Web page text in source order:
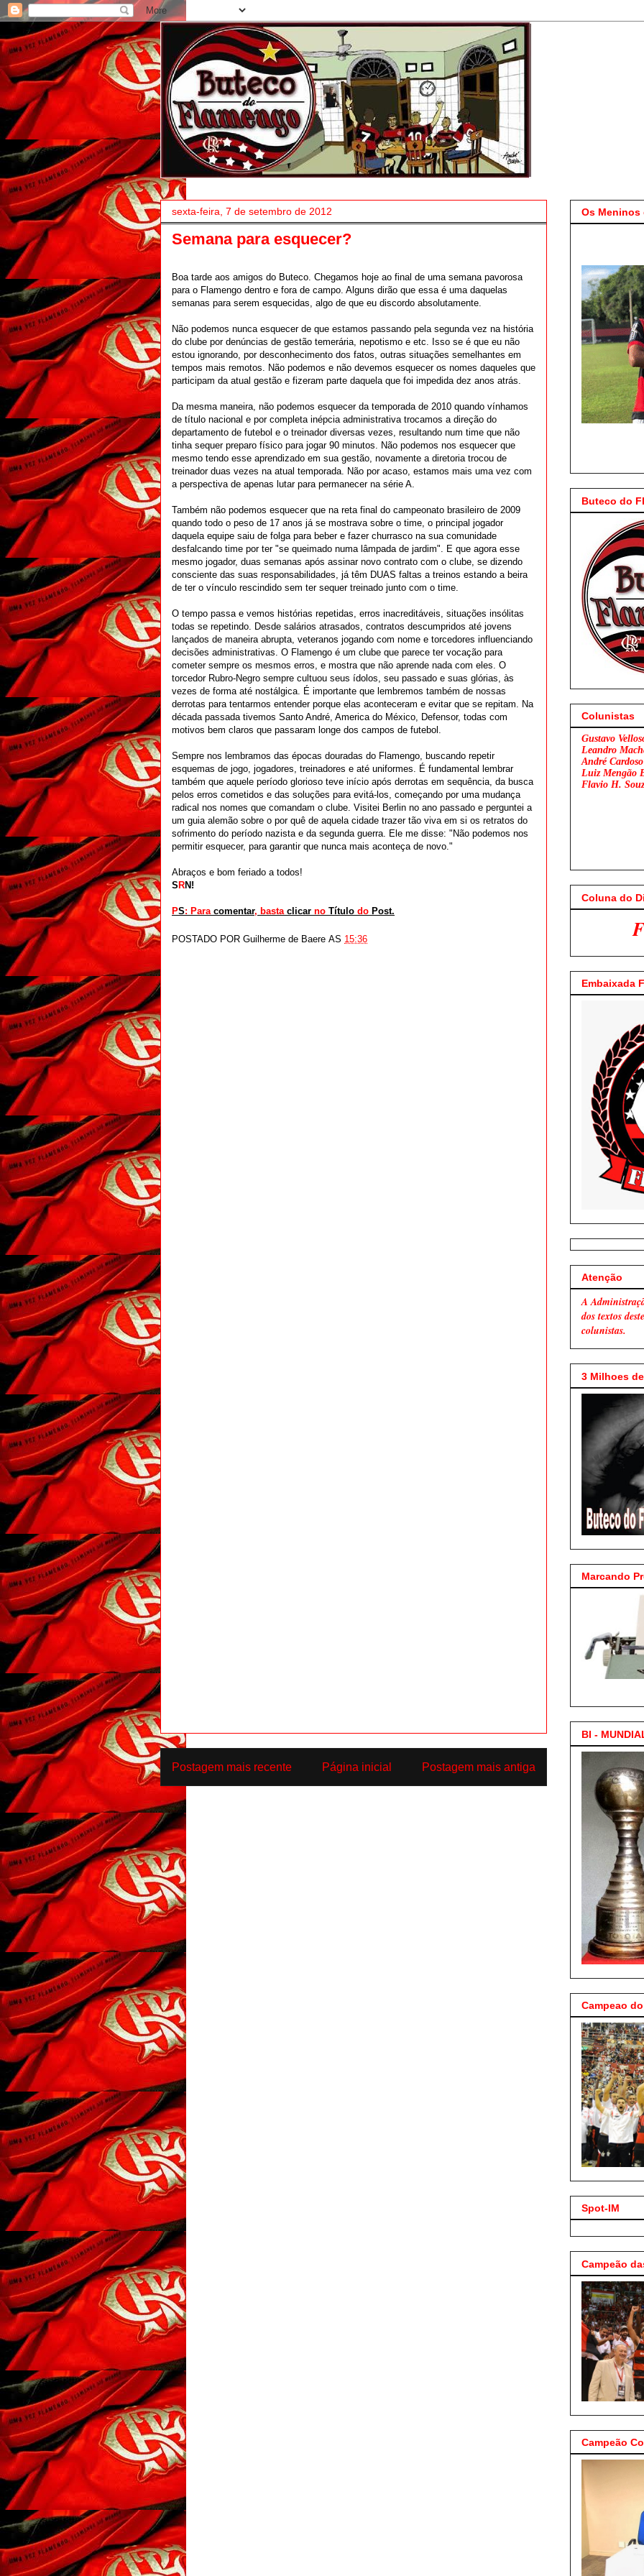
sexta-feira, 7 de setembro de 2012
Semana para esquecer?
Boa tarde aos amigos do Buteco. Chegamos hoje ao final de uma semana pavorosa
para o Flamengo dentro e fora de campo. Alguns dirão que essa é uma daquelas
semanas para serem esquecidas, algo de que eu discordo absolutamente.
Não podemos nunca esquecer de que estamos passando pela segunda vez na história
do clube por denúncias de gestão temerária, nepotismo e etc. Isso se é que eu não
estou ignorando, por desconhecimento dos fatos, outras situações semelhantes em
tempos mais remotos. Não podemos e não devemos esquecer os nomes daqueles que
participam da atual gestão e fizeram parte daquela que foi impedida dez anos atrás.
Da mesma maneira, não podemos esquecer da temporada de 2010 quando vínhamos
de título nacional e por completa inépcia administrativa trocamos a direção do
departamento de futebol e o treinador diversas vezes, resultando num time que não
tinha sequer preparo físico para jogar 90 minutos. Não podemos nos esquecer que
mesmo tendo esse aprendizado em sua gestão, novamente a diretoria trocou de
treinador duas vezes na atual temporada. Não por acaso, estamos mais uma vez com
a perspectiva de apenas lutar para permanecer na série A.
Também não podemos esquecer que na reta final do campeonato brasileiro de 2009
quando todo o peso de 17 anos já se mostrava sobre o time, o principal jogador
daquela equipe saiu de folga para beber e fazer churrasco na sua comunidade
desfalcando time por ter "se queimado numa lâmpada de jardim". E que agora esse
mesmo jogador, duas semanas após assinar novo contrato com o clube, se dizendo
consciente das suas responsabilidades, já têm DUAS faltas a treinos estando a beira
de ter o vínculo rescindido sem ter sequer treinado junto com o time.
O tempo passa e vemos histórias repetidas, erros inacreditáveis, situações insólitas
todas se repetindo. Desde salários atrasados, contratos descumpridos até jovens
lançados de maneira abrupta, veteranos jogando com nome e torcedores influenciando
decisões administrativas. O Flamengo é um clube que parece ter vocação para
cometer sempre os mesmos erros, e mostra que não aprende nada com eles. O
torcedor Rubro-Negro sempre cultuou seus ídolos, seu passado e suas glórias, às
vezes de forma até nostálgica. É importante que lembremos também de nossas
derrotas para tentarmos entender porque elas aconteceram e evitar que se repitam. Na
década passada tivemos Santo André, America do México, Defensor, todas com
motivos bem claros que passaram longe dos campos de futebol.
Sempre nos lembramos das épocas douradas do Flamengo, buscando repetir
esquemas de jogo, jogadores, treinadores e até uniformes. É fundamental lembrar
também que aquele período glorioso teve início após derrotas em sequência, da busca
pelos erros cometidos e das soluções para evitá-los, começando por uma mudança
radical nos nomes que comandam o clube. Visitei Berlin no ano passado e perguntei a
um guia alemão sobre o por quê de aquela cidade trazer tão viva em si os retratos do
sofrimento do período nazista e da segunda guerra. Ele me disse: "Não podemos nos
permitir esquecer, para garantir que nunca mais aconteça de novo."
Abraços e bom feriado a todos!
S RN!
PS: Para comentar, basta clicar no Título do Post.
POSTADO POR Guilherme de Baere AS 15:36
Postagem mais recente Postagem mais antiga
Página inicial
Os
Buteco do
Colunistas
Gustavo
Leandro
André Cardoso
Luiz Mengão
Flavio H.
Coluna do
Flamengo x
Embaixada
Atenção
A
dos textos
colunistas.
3 Milhoes
Marcando
BI -
Campeao
Spot-IM
Campeão
Campeão